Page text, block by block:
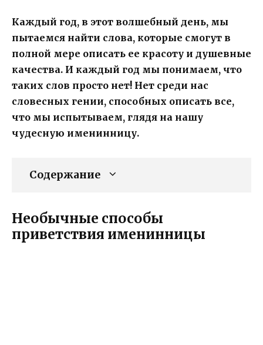
Каждый год, в этот волшебный день, мы
пытаемся найти слова, которые смогут в
полной мере описать ее красоту и душевные
качества. И каждый год мы понимаем, что
таких слов просто нет! Нет среди нас
словесных гении, способных описать все,
что мы испытываем, глядя на нашу
чудесную именинницу.
Содержание
Необычные способы
приветствия именинницы